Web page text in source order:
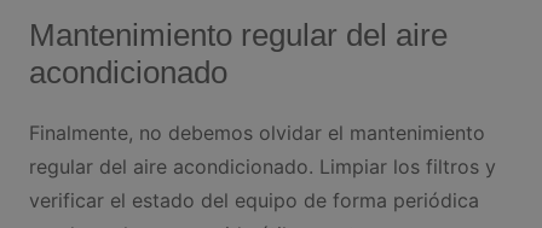
Mantenimiento regular del aire
acondicionado
Finalmente, no debemos olvidar el mantenimiento
regular del aire acondicionado. Limpiar los filtros y
verificar el estado del equipo de forma periódica